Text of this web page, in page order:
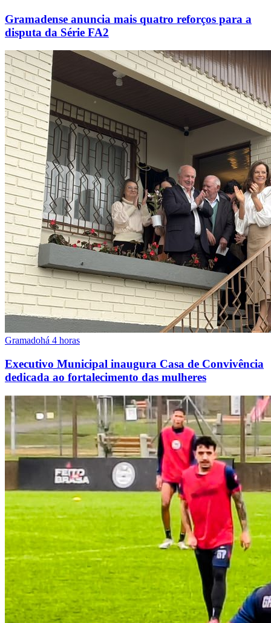
Gramadense anuncia mais quatro reforços para a
disputa da Série FA2
Gramadohá 4 horas
Executivo Municipal inaugura Casa de Convivência
dedicada ao fortalecimento das mulheres